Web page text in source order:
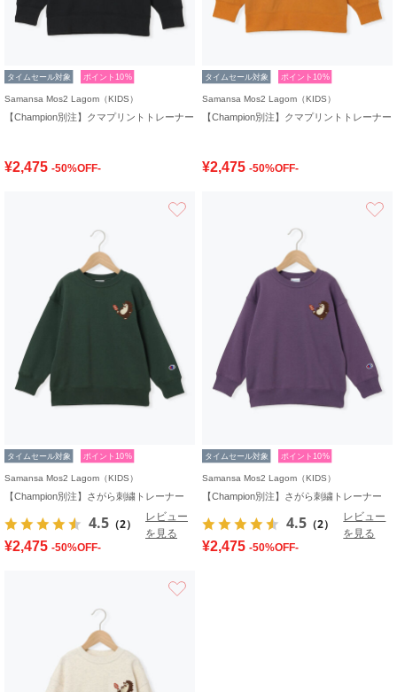
タイムセール対象 ポイント10%
Samansa Mos2 Lagom（KIDS）
【Champion別注】クマプリントトレーナー
¥2,475 -50%OFF-
タイムセール対象 ポイント10%
Samansa Mos2 Lagom（KIDS）
【Champion別注】クマプリントトレーナー
¥2,475 -50%OFF-
タイムセール対象 ポイント10%
Samansa Mos2 Lagom（KIDS）
【Champion別注】さがら刺繍トレーナー
4.5 （2）
レビュー
を見る
¥2,475 -50%OFF-
タイムセール対象 ポイント10%
Samansa Mos2 Lagom（KIDS）
【Champion別注】さがら刺繍トレーナー
4.5 （2）
レビュー
を見る
¥2,475 -50%OFF-